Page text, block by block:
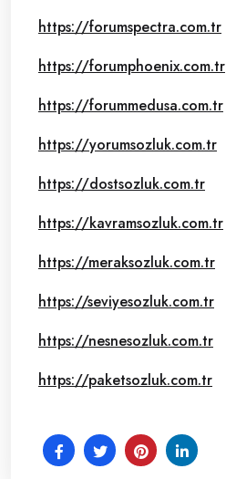
https://forumspectra.com.tr
https://forumphoenix.com.tr
https://forummedusa.com.tr
https://yorumsozluk.com.tr
https://dostsozluk.com.tr
https://kavramsozluk.com.tr
https://meraksozluk.com.tr
https://seviyesozluk.com.tr
https://nesnesozluk.com.tr
https://paketsozluk.com.tr